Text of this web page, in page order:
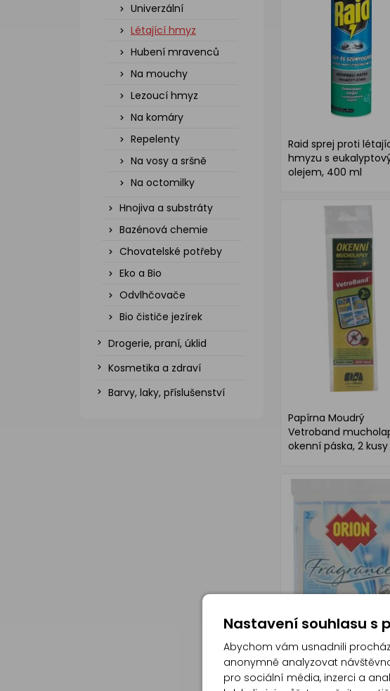
Univerzální
Létající hmyz
Hubení mravenců
Na mouchy
Lezoucí hmyz
Na komáry
Repelenty
Na vosy a sršně
Na octomilky
Hnojiva a substráty
Bazénová chemie
Chovatelské potřeby
Eko a Bio
Odvlhčovače
Bio čističe jezírek
Drogerie, praní, úklid
Kosmetika a zdraví
Barvy, laky, příslušenství
Raid sprej proti
hmyzu s
olejem, 400 ml
Papírna Moudrý
Vetroband
okenní páska, 2 kusy
Nastavení souhlasu s
Abychom vám usnadnili
anonymně analyzovat
pro sociální média, inzerci a